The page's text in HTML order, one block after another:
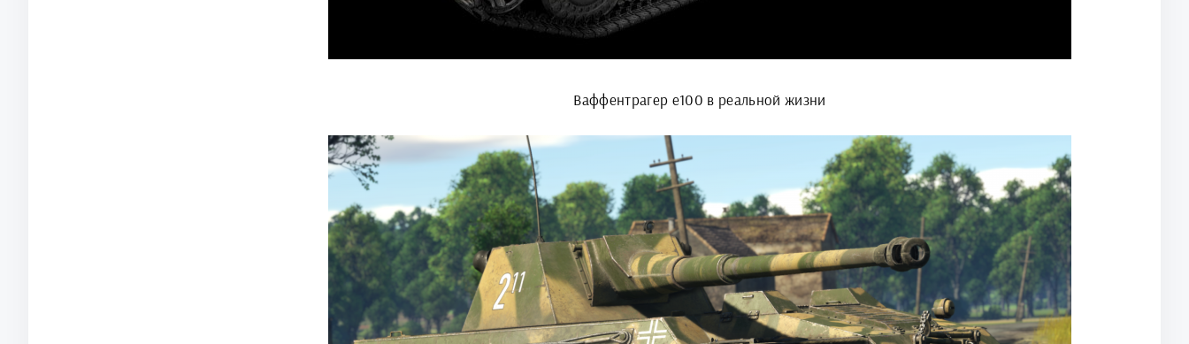
Ваффентрагер е100 в реальной жизни